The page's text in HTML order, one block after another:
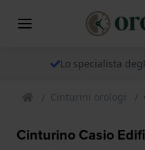
Lo specialista
Cinturini orologi
Cinturino Casio